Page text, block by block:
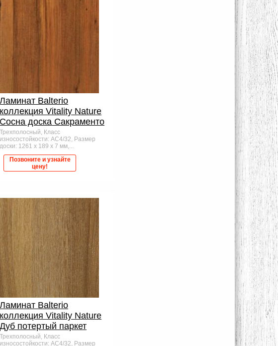
Ламинат Balterio
коллекция Vitality Nature
Сосна доска Сакраменто
Трехполосный, Класс
износостойкости: AC4/32, Размер
доски: 1261 x 189 x 7 мм,...
Позвоните и узнайте
цену!
Ламинат Balterio
коллекция Vitality Nature
Дуб потертый паркет
Трехполосный, Класс
износостойкости: AC4/32, Размер